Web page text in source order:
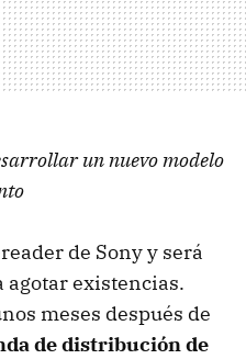
un nuevo modelo
de Sony y será
agotar existencias.
meses después de
de distribución de